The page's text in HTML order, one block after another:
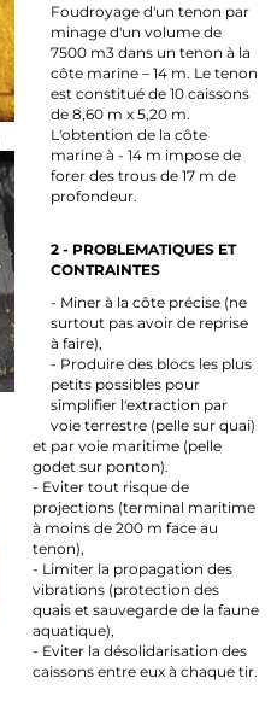
Foudroyage d'un tenon par
minage d'un volume de
7500 m3 dans un tenon à la
côte marine – 14 m. Le tenon
est constitué de 10 caissons
de 8,60 m x 5,20 m.
L'obtention de la côte
marine à - 14 m impose de
forer des trous de 17 m de
profondeur.
2 - PROBLEMATIQUES ET
CONTRAINTES
- Miner à la côte précise (ne
surtout pas avoir de reprise
à faire),
- Produire des blocs les plus
petits possibles pour
simplifier l'extraction par
voie terrestre (pelle sur quai)
et par voie maritime (pelle
godet sur ponton).
- Eviter tout risque de
projections (terminal maritime
à moins de 200 m face au
tenon),
- Limiter la propagation des
vibrations (protection des
quais et sauvegarde de la faune
aquatique),
- Eviter la désolidarisation des
caissons entre eux à chaque tir.